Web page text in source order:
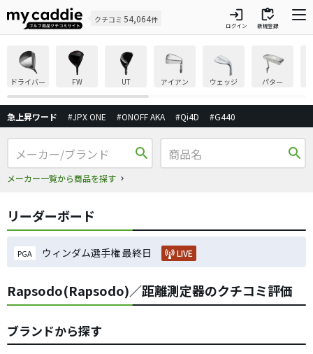
クチコミ 54,064件 login
ログイン
inventory
新規登録
ドライバー FW UT アイアン ウェッジ パター
急上昇ワード #JPX ONE #ONOFF AKA #Qi4D #G440
search
メーカー一覧から商品を探す
search
リーダーボード
PGA ウィンダム選手権 最終日 LIVE
Rapsodo(Rapsodo)／距離測定器のクチコミ評価
ブランドから探す